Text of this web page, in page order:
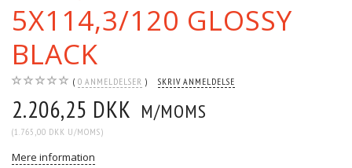
5X114,3/120 GLOSSY
BLACK
0 ANMELDELSER SKRIV ANMELDELSE
2.206,25 DKK M/MOMS
(1.765,00 DKK U/MOMS)
Mere information